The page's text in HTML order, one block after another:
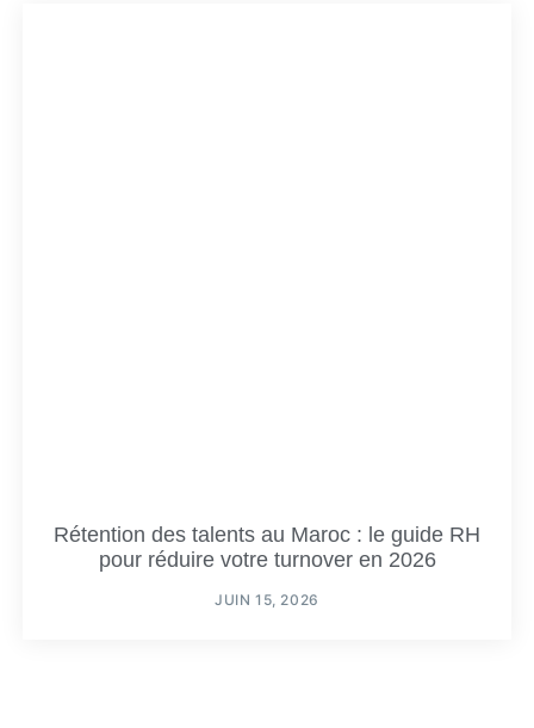
Rétention des talents au Maroc : le guide RH
pour réduire votre turnover en 2026
JUIN 15, 2026